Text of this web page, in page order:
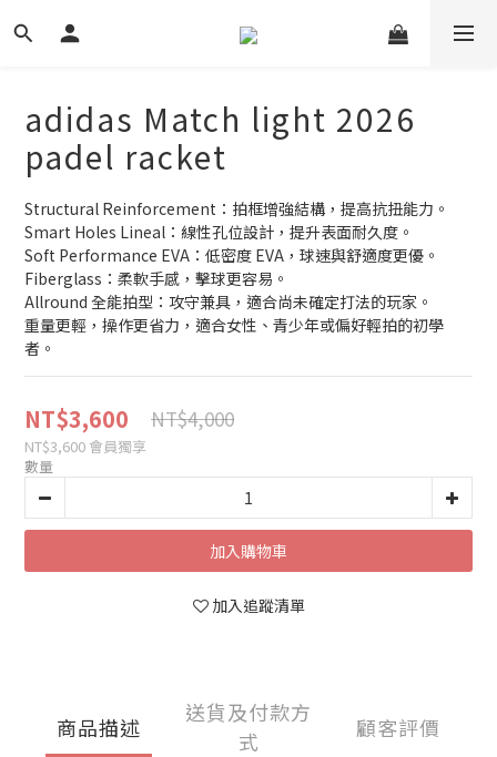
adidas Match light 2026
padel racket
Structural Reinforcement：拍框增強結構，提高抗扭能力。
Smart Holes Lineal：線性孔位設計，提升表面耐久度。
Soft Performance EVA：低密度 EVA，球速與舒適度更優。
Fiberglass：柔軟手感，擊球更容易。
Allround 全能拍型：攻守兼具，適合尚未確定打法的玩家。
重量更輕，操作更省力，適合女性、青少年或偏好輕拍的初學
者。
NT$3,600 NT$4,000
NT$3,600 會員獨享
數量
加入購物車
加入追蹤清單
商品描述
送貨及付款方
式
顧客評價